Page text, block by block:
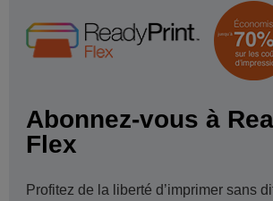
Abonnez-vous à
Flex
Profitez de la liberté d’imprimer sans